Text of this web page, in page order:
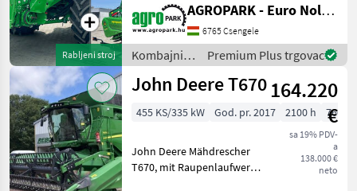
Rabljeni stroj
m 630X Vario-Schneidwerk,
Transportwagen,
Rapsmesser, SF6000
AutoTrac,
Dreschkorbreduzierungs-
Kit,
AGROPARK - Euro Noliker Kft.
6765 Csengele
Kombajni /
John Deere
Premium Plus trgovac
John Deere T670164.220
€
sa 19% PDV-
a
138.000 €
neto
455 KS/335 kW God. pr. 2017 2100 h 760
John Deere Mähdrescher
T670, mit Raupenlaufwerk,